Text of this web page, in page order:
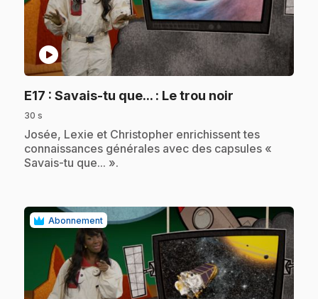
play_circle
E17 : Savais-tu que... : Le trou noir
30 s
.Josée, Lexie et Christopher enrichissent tes
connaissances générales avec des capsules «
Savais-tu que... ».
Abonnement